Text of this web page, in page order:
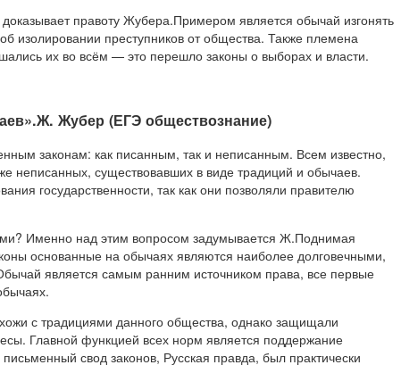
правоту Жубера.Примером является обычай изгонять
изолировании преступников от общества. Также племена
их во всём — это перешло законы о выборах и власти.
Жубер (ЕГЭ обществознание)
законам: как писанным, так и неписанным. Всем известно,
неписанных, существовавших в виде традиций и обычаев.
государственности, так как они позволяли правителю
Именно над этим вопросом задумывается Ж.Поднимая
основанные на обычаях являются наиболее долговечными,
является самым ранним источником права, все первые
с традициями данного общества, однако защищали
Главной функцией всех норм является поддержание
свод законов, Русская правда, был практически